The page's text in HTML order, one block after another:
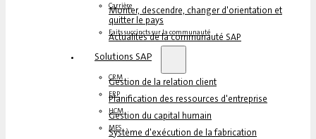
Carrière
Monter, descendre, changer d'orientation et
quitter le pays
Faits succincts sur la communauté
Actualités de la communauté SAP
Solutions SAP
CRM
Gestion de la relation client
ERP
Planification des ressources d'entreprise
HCM
Gestion du capital humain
MES
Système d'exécution de la fabrication